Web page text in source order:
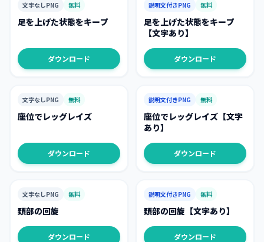
文字なしPNG 無料
足を上げた状態をキープ
ダウンロード
説明文付きPNG 無料
足を上げた状態をキープ
【文字あり】
ダウンロード
文字なしPNG 無料
座位でレッグレイズ
ダウンロード
説明文付きPNG 無料
座位でレッグレイズ【文字
あり】
ダウンロード
文字なしPNG 無料
頚部の回旋
ダウンロード
説明文付きPNG 無料
頚部の回旋【文字あり】
ダウンロード